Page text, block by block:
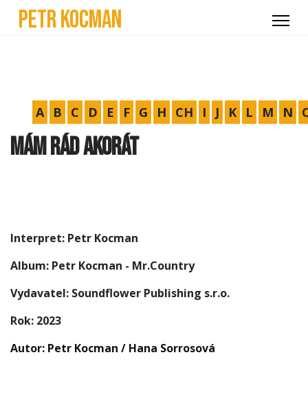
Petr Kocman
A B C D E F G H CH I J K L M N
Mám rád akorát
Interpret: Petr Kocman
Album: Petr Kocman - Mr.Country
Vydavatel: Soundflower Publishing s.r.o.
Rok: 2023
Autor: Petr Kocman / Hana Sorrosová